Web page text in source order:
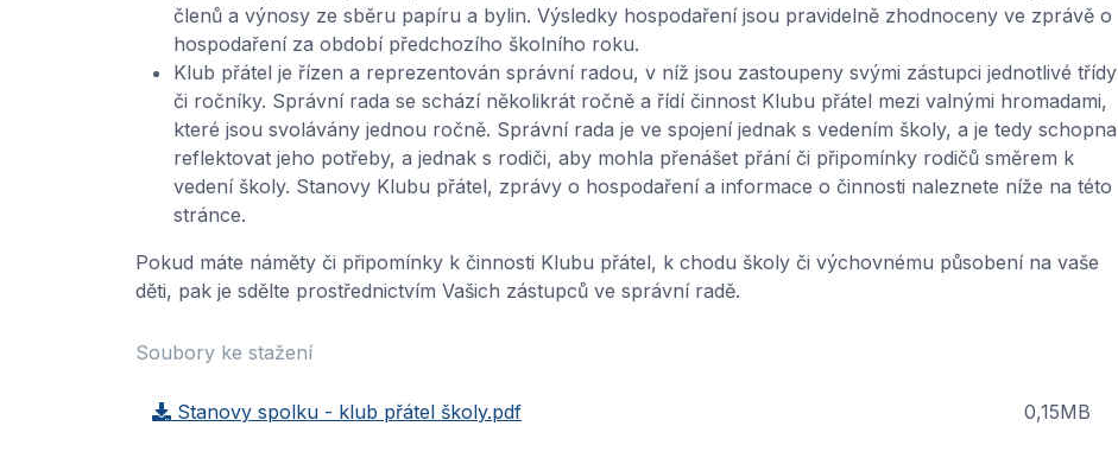
členů a výnosy ze sběru papíru a bylin. Výsledky hospodaření jsou pravidelně zhodnoceny ve zprávě o
hospodaření za období předchozího školního roku.
Klub přátel je řízen a reprezentován správní radou, v níž jsou zastoupeny svými zástupci jednotlivé třídy
či ročníky. Správní rada se schází několikrát ročně a řídí činnost Klubu přátel mezi valnými hromadami,
které jsou svolávány jednou ročně. Správní rada je ve spojení jednak s vedením školy, a je tedy schopna
reflektovat jeho potřeby, a jednak s rodiči, aby mohla přenášet přání či připomínky rodičů směrem k
vedení školy. Stanovy Klubu přátel, zprávy o hospodaření a informace o činnosti naleznete níže na této
stránce.
Pokud máte náměty či připomínky k činnosti Klubu přátel, k chodu školy či výchovnému působení na vaše
děti, pak je sdělte prostřednictvím Vašich zástupců ve správní radě.
Soubory ke stažení
Stanovy spolku - klub přátel školy.pdf 0,15MB